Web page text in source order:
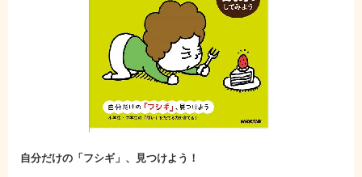
自分だけの「フシギ」、見つけよう！